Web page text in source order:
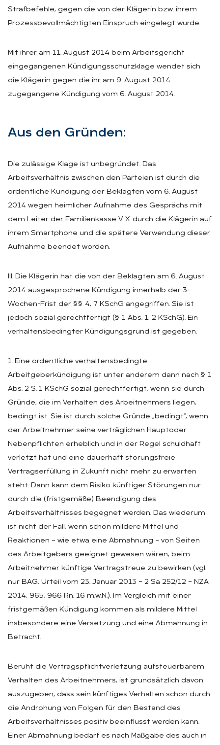
Strafbefehle, gegen die von der Klägerin bzw. ihrem
Prozessbevollmächtigten Einspruch eingelegt wurde.
Mit ihrer am 11. August 2014 beim Arbeitsgericht
eingegangenen Kündigungsschutzklage wendet sich
die Klägerin gegen die ihr am 9. August 2014
zugegangene Kündigung vom 6. August 2014.
Aus den Grün­den:
Die zulässige Klage ist unbegründet. Das
Arbeitsverhältnis zwischen den Parteien ist durch die
ordentliche Kündigung der Beklagten vom 6. August
2014 wegen heimlicher Aufnahme des Gesprächs mit
dem Leiter der Familienkasse V. X. durch die Klägerin auf
ihrem Smartphone und die spätere Verwendung dieser
Aufnahme beendet worden.
III. Die Klägerin hat die von der Beklagten am 6. August
2014 ausgesprochene Kündigung innerhalb der 3-
Wochen-Frist der §§ 4, 7 KSchG angegriffen. Sie ist
jedoch sozial gerechtfertigt (§ 1 Abs. 1, 2 KSchG). Ein
verhaltensbedingter Kündigungsgrund ist gegeben.
1. Eine ordentliche verhaltensbedingte
Arbeitgeberkündigung ist unter anderem dann nach § 1
Abs. 2 S. 1 KSchG sozial gerechtfertigt, wenn sie durch
Gründe, die im Verhalten des Arbeitnehmers liegen,
bedingt ist. Sie ist durch solche Gründe „bedingt“, wenn
der Arbeitnehmer seine verträglichen Hauptoder
Nebenpflichten erheblich und in der Regel schuldhaft
verletzt hat und eine dauerhaft störungsfreie
Vertragserfüllung in Zukunft nicht mehr zu erwarten
steht. Dann kann dem Risiko künftiger Störungen nur
durch die (fristgemäße) Beendigung des
Arbeitsverhältnisses begegnet werden. Das wiederum
ist nicht der Fall, wenn schon mildere Mittel und
Reaktionen – wie etwa eine Abmahnung – von Seiten
des Arbeitgebers geeignet gewesen wären, beim
Arbeitnehmer künftige Vertragstreue zu bewirken (vgl.
nur BAG, Urteil vom 23. Januar 2013 – 2 Sa 252/12 – NZA
2014, 965, 966 Rn. 16 m.w.N.). Im Vergleich mit einer
fristgemäßen Kündigung kommen als mildere Mittel
insbesondere eine Versetzung und eine Abmahnung in
Betracht.
Beruht die Vertragspflichtverletzung aufsteuerbarem
Verhalten des Arbeitnehmers, ist grundsätzlich davon
auszugeben, dass sein künftiges Verhalten schon durch
die Androhung von Folgen für den Bestand des
Arbeitsverhältnisses positiv beeinflusst werden kann.
Einer Abmahnung bedarf es nach Maßgabe des auch in